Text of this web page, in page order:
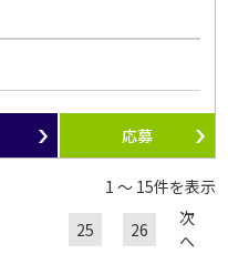
応募
1 ～ 15件を表示
25 26
次
へ